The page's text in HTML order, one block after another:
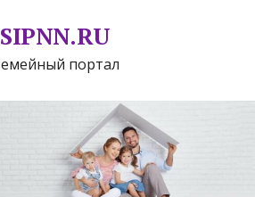
SIPNN.RU
портал